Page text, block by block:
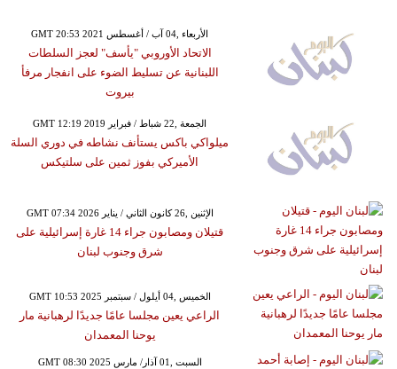
GMT 20:53 2021 الأربعاء ,04 آب / أغسطس
الاتحاد الأوروبي "يأسف" لعجز السلطات
اللبنانية عن تسليط الضوء على انفجار مرفأ
بيروت
GMT 12:19 2019 الجمعة ,22 شباط / فبراير
ميلواكي باكس يستأنف نشاطه في دوري السلة
الأميركي بفوز ثمين على سلتيكس
GMT 07:34 2026 الإثنين ,26 كانون الثاني / يناير
قتيلان ومصابون جراء 14 غارة إسرائيلية على
شرق وجنوب لبنان
GMT 10:53 2025 الخميس ,04 أيلول / سبتمبر
الراعي يعين مجلسا عامًا جديدًا لرهبانية مار
يوحنا المعمدان
GMT 08:30 2025 السبت ,01 آذار/ مارس